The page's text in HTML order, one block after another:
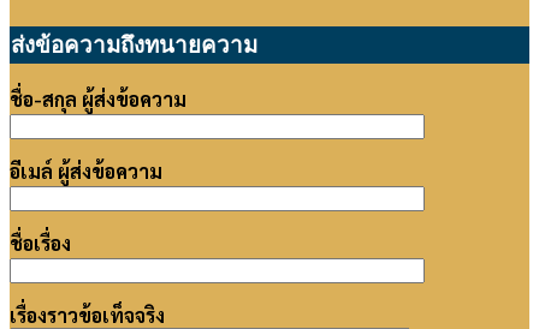
ส่งข้อความถึงทนายความ
ชื่อ-สกุล ผู้ส่งข้อความ
อีเมล์ ผู้ส่งข้อความ
ชื่อเรื่อง
เรื่องราวข้อเท็จจริง